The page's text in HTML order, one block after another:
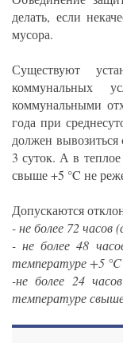
делать, если
мусора.
Существуют
коммунальных
коммунальными
года при
должен
3 суток. А в
свыше +5 °C не
Допускаются
- не более 72 часов
- не более 48
температуре +5
-не более 24
температуре